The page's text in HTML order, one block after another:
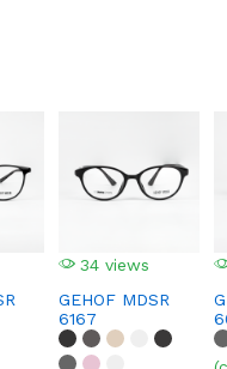
34 views
GEHOF MDSR
6167